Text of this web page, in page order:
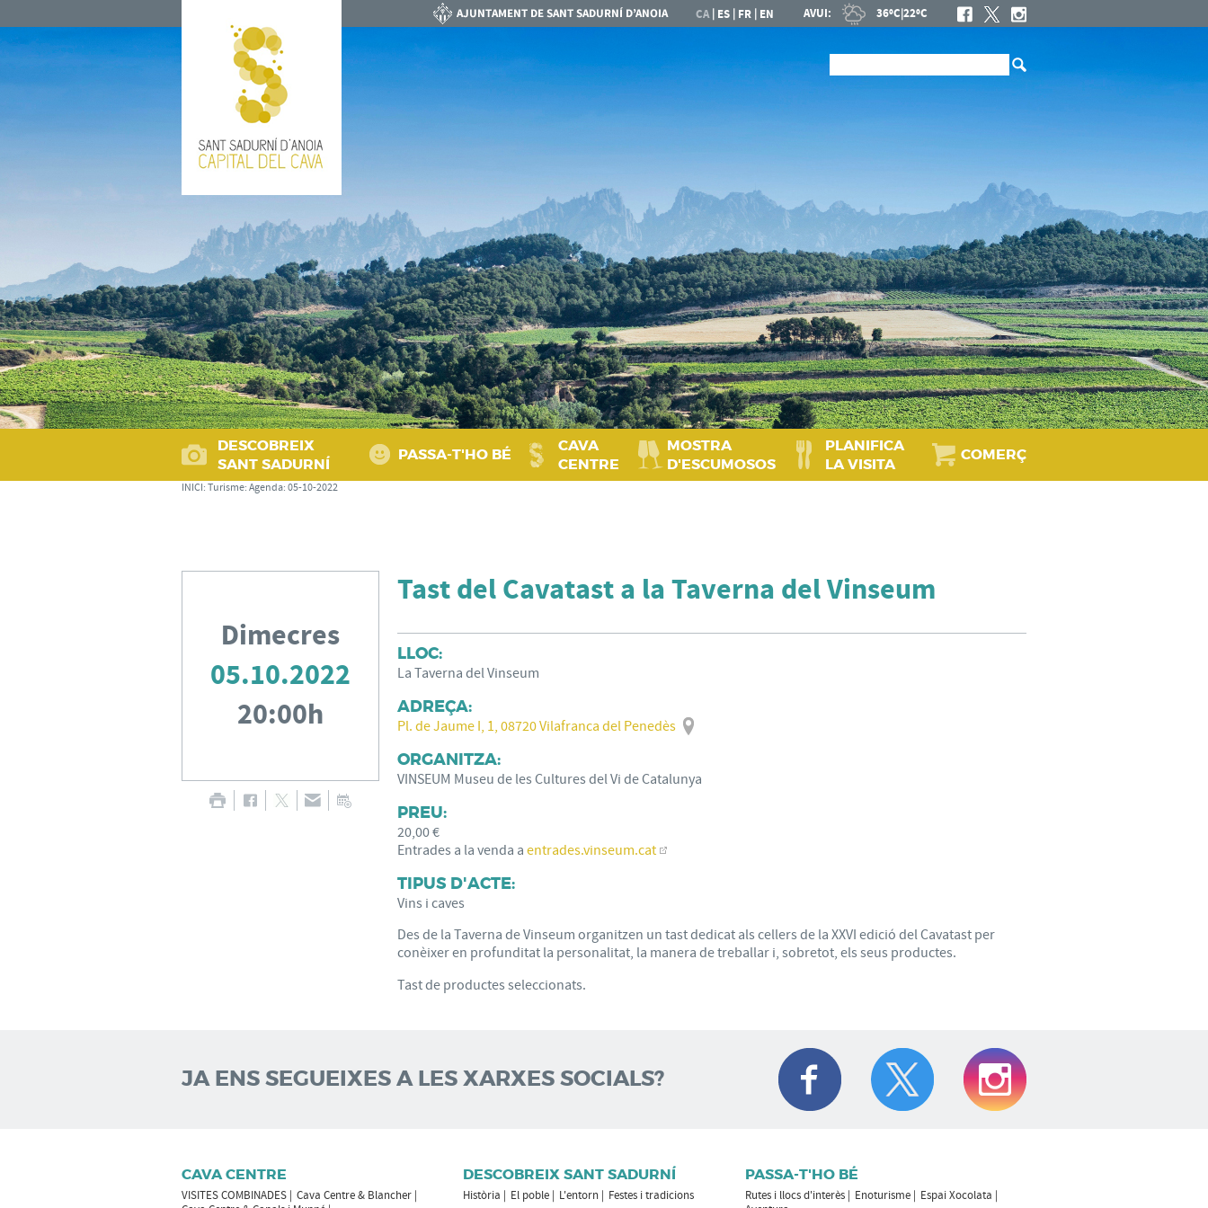
CA| ES | FR | EN AVUI: 36ºC|22ºC
DESCOBREIX
SANT SADURNÍ
PASSA‑T'HO BÉ
CAVA
CENTRE
MOSTRA
D'ESCUMOSOS
PLANIFICA
LA VISITA
COMERÇ
INICI: Turisme: Agenda: 05-10-2022
Dimecres
05.10.2022
20:00h
Tast del Cavatast a la Taverna del Vinseum
LLOC:
La Taverna del Vinseum
ADREÇA:
Pl. de Jaume I, 1, 08720 Vilafranca del Penedès
ORGANITZA:
VINSEUM Museu de les Cultures del Vi de Catalunya
PREU:
20,00 €
Entrades a la venda a entrades.vinseum.cat
TIPUS D'ACTE:
Vins i caves
Des de la Taverna de Vinseum organitzen un tast dedicat als cellers de la XXVI edició del Cavatast per
conèixer en profunditat la personalitat, la manera de treballar i, sobretot, els seus productes.
Tast de productes seleccionats.
JA ENS SEGUEIXES A LES XARXES SOCIALS?
CAVA CENTRE
VISITES COMBINADES
Cava Centre & Blancher
DESCOBREIX SANT SADURNÍ
Història El poble L'entorn Festes i tradicions
PASSA-T'HO BÉ
Rutes i llocs d'interès Enoturisme
Espai Xocolata